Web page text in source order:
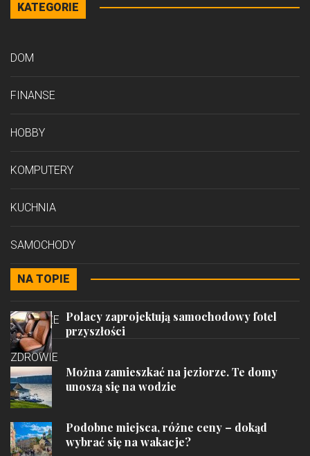
KATEGORIE
DOM
FINANSE
HOBBY
KOMPUTERY
KUCHNIA
SAMOCHODY
STYL
PODRÓŻE
ZDROWIE
NA TOPIE
Polacy zaprojektują samochodowy fotel
przyszłości
Można zamieszkać na jeziorze. Te domy
unoszą się na wodzie
Podobne miejsca, różne ceny – dokąd
wybrać się na wakacje?